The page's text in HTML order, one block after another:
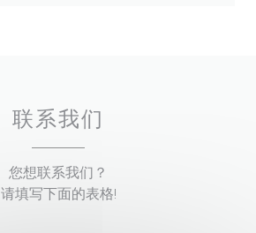
联系我们
您想联系我们？
请填写下面的表格!